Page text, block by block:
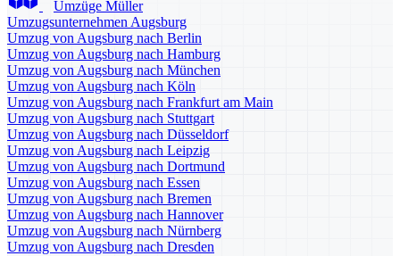
Umzüge Müller
Umzugsunternehmen Augsburg
Umzug von Augsburg nach Berlin
Umzug von Augsburg nach Hamburg
Umzug von Augsburg nach München
Umzug von Augsburg nach Köln
Umzug von Augsburg nach Frankfurt am Main
Umzug von Augsburg nach Stuttgart
Umzug von Augsburg nach Düsseldorf
Umzug von Augsburg nach Leipzig
Umzug von Augsburg nach Dortmund
Umzug von Augsburg nach Essen
Umzug von Augsburg nach Bremen
Umzug von Augsburg nach Hannover
Umzug von Augsburg nach Nürnberg
Umzug von Augsburg nach Dresden